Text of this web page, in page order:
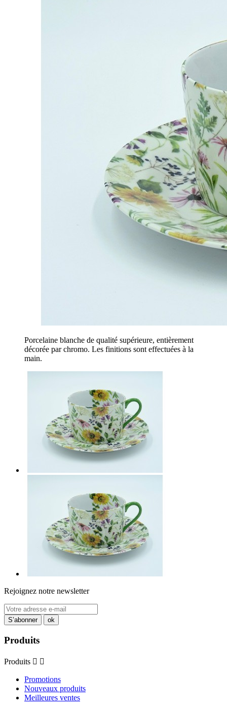
Porcelaine blanche de qualité supérieure, entièrement
décorée par chromo. Les finitions sont effectuées à la
main.
Rejoignez notre newsletter
Produits
Produits  
Promotions
Nouveaux produits
Meilleures ventes